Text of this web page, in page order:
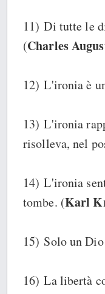
11) Di tutte le
(Charles
12) L'ironia è
13) L'ironia
risolleva, nel
14) L'ironia
tombe. (Karl
15) Solo un
16) La libertà